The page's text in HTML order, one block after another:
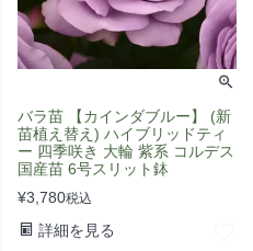
バラ苗 【カインダブルー】 (新
苗植え替え) ハイブリッドティ
ー 四季咲き 大輪 紫系 コルデス
国産苗 6号スリット鉢
¥3,780税込
詳細を見る